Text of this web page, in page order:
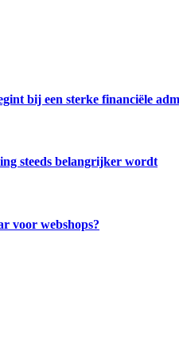
bij een sterke financiële
steeds belangrijker wordt
voor webshops?